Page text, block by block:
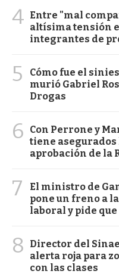
4 Entre "mal
altísima tensión
integrantes de
5
Cómo fue el
murió Gabriel
Drogas
6
Con Perrone y
tiene asegurados
aprobación de la
7
El ministro de
pone un freno a
laboral y pide
8
Director del
alerta roja para
con las clases